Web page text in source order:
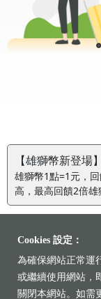
【雄獅幣新登場】
雄獅幣1點=1元，
高，最高回饋2倍雄
Cookies 設定：
為確保網站正常運
或繼續使用網站，
關閉本網站。如需